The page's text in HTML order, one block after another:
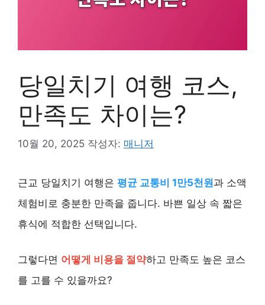
당일치기 여행 코스,
만족도 차이는?
10월 20, 2025 작성자: 매니저
근교 당일치기 여행은 평균 교통비 1만5천원과 소액
체험비로 충분한 만족을 줍니다. 바쁜 일상 속 짧은
휴식에 적합한 선택입니다.
그렇다면 어떻게 비용을 절약하고 만족도 높은 코스
를 고를 수 있을까요?